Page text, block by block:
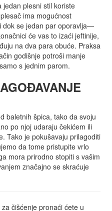
jedan plesni stil koriste
ima mogućnost
dok se jedan par oporavlja—
će vas to izaći jeftinije,
na dva para obuće. Praksa
godišnje potroši manje
s jednim parom.
baletnih špica, tako da svoju
po njoj udaraju čekićem ili
Tako je pokušavaju prilagoditi
da tome pristupite vrlo
mora prirodno stopiti s vašim
značajno se skraćuje
čišćenje pronaći ćete u